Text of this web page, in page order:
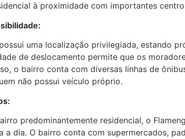
à proximidade com importantes
uma localização privilegiada, estando
de deslocamento permite que os
o bairro conta com diversas linhas de
não possui veículo próprio.
predominantemente residencial, o
a dia. O bairro conta com supermercados,